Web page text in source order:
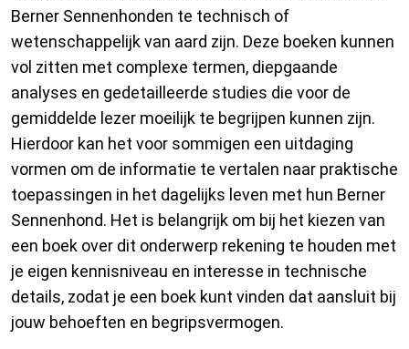
Berner Sennenhonden te technisch of
wetenschappelijk van aard zijn. Deze boeken kunnen
vol zitten met complexe termen, diepgaande
analyses en gedetailleerde studies die voor de
gemiddelde lezer moeilijk te begrijpen kunnen zijn.
Hierdoor kan het voor sommigen een uitdaging
vormen om de informatie te vertalen naar praktische
toepassingen in het dagelijks leven met hun Berner
Sennenhond. Het is belangrijk om bij het kiezen van
een boek over dit onderwerp rekening te houden met
je eigen kennisniveau en interesse in technische
details, zodat je een boek kunt vinden dat aansluit bij
jouw behoeften en begripsvermogen.